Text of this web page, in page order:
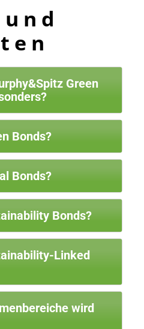
Green
Bonds?
Bonds?
Bonds?
Linked
wird